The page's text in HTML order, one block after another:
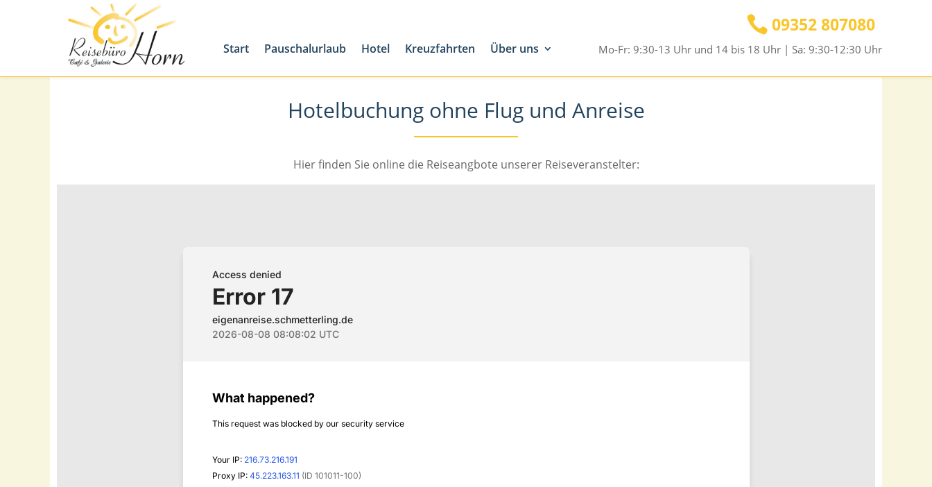
Start Pauschalurlaub Hotel Kreuzfahrten Über uns
09352 807080
Mo-Fr: 9:30-13 Uhr und 14 bis 18 Uhr | Sa: 9:30-12:30 Uhr
Hotelbuchung ohne Flug und Anreise
Hier finden Sie online die Reiseangbote unserer Reiseveranstelter: